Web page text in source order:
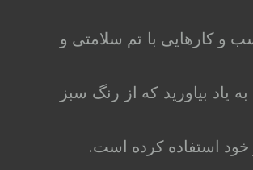
و کارهایی با تم سلامتی و
یاد بیاورید که از رنگ سبز
استفاده کرده‌ است.